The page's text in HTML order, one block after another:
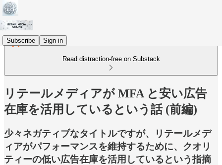
Subscribe Sign in
Read distraction-free on Substack
リテールメディアが MFA と安い広告
在庫を活用しているという話 (前編)
少々ネガティブなタイトルですが、リテールメデ
ィアがパフォーマンスを維持するために、クオリ
ティーの低い広告在庫を活用しているという指摘